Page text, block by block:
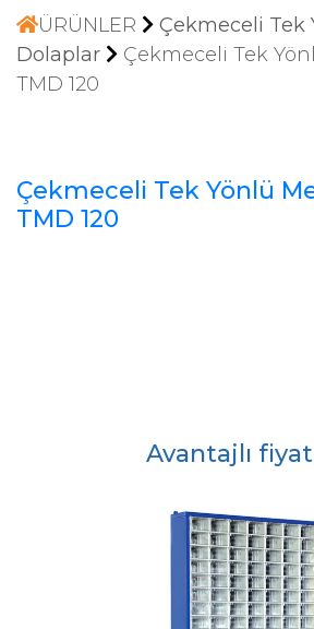
ÜRÜNLER
Çekmeceli Tek
Dolaplar
Çekmeceli Tek
TMD 120
Çekmeceli Tek Yönlü
TMD 120
Avantajlı